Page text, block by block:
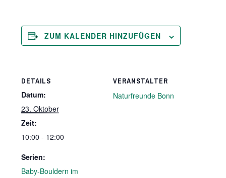
ZUM KALENDER HINZUFÜGEN
DETAILS
Datum:
23. Oktober
Zeit:
10:00 - 12:00
Serien:
Baby-Bouldern im
VERANSTALTER
Naturfreunde Bonn